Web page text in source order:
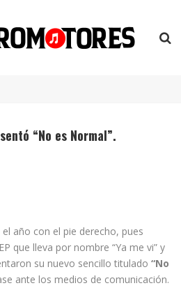
“No es Normal”.
el año con el pie derecho, pues
que lleva por nombre “Ya me vi” y
su nuevo sencillo titulado “No
ante los medios de comunicación.